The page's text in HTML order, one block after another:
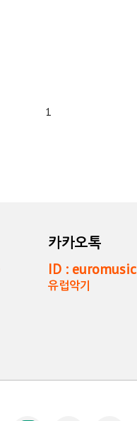
1
카카오톡
ID : euromusic
유럽악기